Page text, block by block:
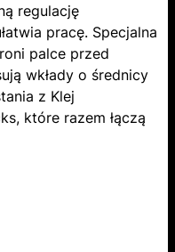
regulację
pracę. Specjalna
palce przed
wkłady o średnicy
z Klej
które razem łączą